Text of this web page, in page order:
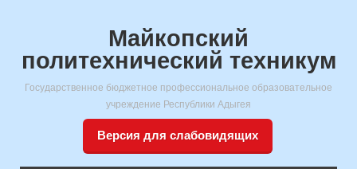
Майкопский
политехнический техникум
Государственное бюджетное профессиональное образовательное
учреждение Республики Адыгея
Версия для слабовидящих